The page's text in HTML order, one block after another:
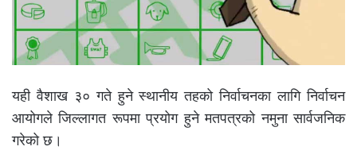
यही वैशाख ३० गते हुने स्थानीय तहको निर्वाचनका लागि निर्वाचन
आयोगले जिल्लागत रूपमा प्रयोग हुने मतपत्रको नमुना सार्वजनिक
गरेको छ।